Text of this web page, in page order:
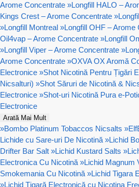
Arome Concentrate »Longfill HALO –
Kings Crest – Arome Concentrate »
»Longfill Montreal »Longfill OHF – Arome
Oil4vap – Arome Concentrate »Longfill
»Longfill Viper – Arome Concentrate »
Arome Concentrate »OXVA OX Aromă
Electronice »Shot Nicotină Pentru Țigări
Nicsalturi) »Shot Săruri de Nicotină &
Electronice »Shot-uri Nicotină Pura e-
Electronice
Arată Mai Mult
»Bombo Platinum Tobaccos Nicsalts »
Lichide cu Sare-uri De Nicotină »Lichid
Drifter Bar Salt »Lichid Kustard Salts »
Electronica Cu Nicotină »Lichid Magnum
Smokemania Cu Nicotină »Lichid Tigara
»Lichid Țigară Electronică cu Nicotina